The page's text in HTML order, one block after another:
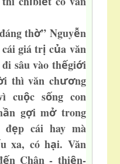
thờ” Nguyễn
giá trị của văn
đi sâu vào thếgiới
i thì văn chương
cuộc sống con
ần gợi mởtrong
đẹp cái hay mà
u xa, có hại. Văn
ến Chân - thiện-